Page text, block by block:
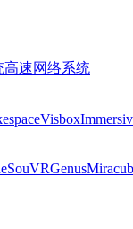
高速网络系统
Visbox
SouVRGenus